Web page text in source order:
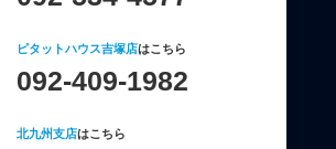
ピタットハウス吉塚店はこちら
092-409-1982
北九州支店はこちら